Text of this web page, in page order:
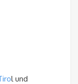
l und